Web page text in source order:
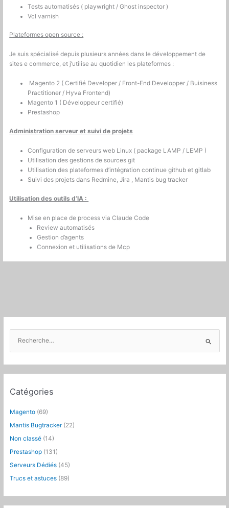
Tests automatisés ( playwright / Ghost inspector )
Vcl varnish
Plateformes open source :
Je suis spécialisé depuis plusieurs années dans le développement de
sites e commerce, et j’utilise au quotidien les plateformes :
Magento 2 ( Certifié Developer / Front-End Developper / Buisiness
Practitioner / Hyva Frontend)
Magento 1 ( Développeur certifié)
Prestashop
Administration serveur et suivi de projets
Configuration de serveurs web Linux ( package LAMP / LEMP )
Utilisation des gestions de sources git
Utilisation des plateformes d’intégration continue github et gitlab
Suivi des projets dans Redmine, Jira , Mantis bug tracker
Utilisation des outils d’IA :
Mise en place de process via Claude Code
Review automatisés
Gestion d’agents
Connexion et utilisations de Mcp
r
e
r
:
Catégories
Magento (69)
Mantis Bugtracker (22)
Non classé (14)
Prestashop (131)
Serveurs Dédiés (45)
Trucs et astuces (89)